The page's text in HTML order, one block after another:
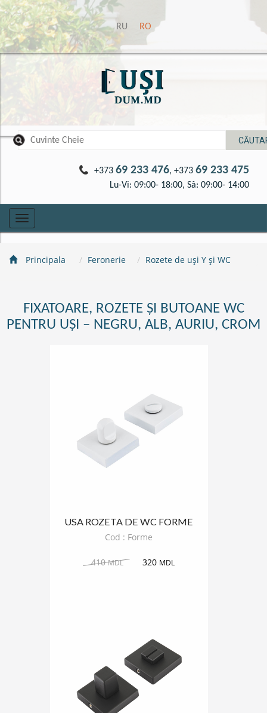
RU RO
+373 69 233 476, +373 69 233 475
Lu-Vi: 09:00- 18:00, Sâ: 09:00- 14:00
Toggle
navigation
Principala Feronerie Rozete de uși Y și WC
FIXATOARE, ROZETE ȘI BUTOANE WC
PENTRU UȘI – NEGRU, ALB, AURIU, CROM
USA ROZETA DE WC FORME
PATRAT
Cod : Forme
410MDL 320 MDL